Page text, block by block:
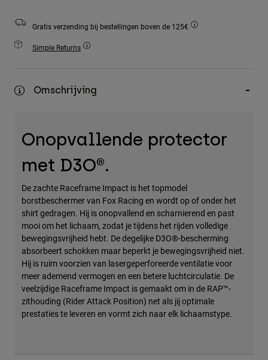
Bags & Backpacks
Alles bekijken
Gratis verzending bij bestellingen boven de 125€
Simple Returns
Omschrijving
Onopvallende protector
met D3O®.
De zachte Raceframe Impact is het topmodel
borstbeschermer van Fox Racing en wordt op of onder het
shirt gedragen. Hij is onopvallend en scharnierend en past
mooi om het lichaam, zodat je tijdens het rijden volledige
bewegingsvrijheid hebt. De degelijke D3O®-bescherming
absorbeert schokken maar beperkt je bewegingsvrijheid niet.
Hij is ruim voorzien van lasergeperforeerde ventilatie voor
meer ademend vermogen en een betere luchtcirculatie. De
veelzijdige Raceframe Impact is gemaakt om in de RAP™-
zithouding (Rider Attack Position) net als jij optimale
prestaties te leveren en vormt zich naar elk lichaamstype.